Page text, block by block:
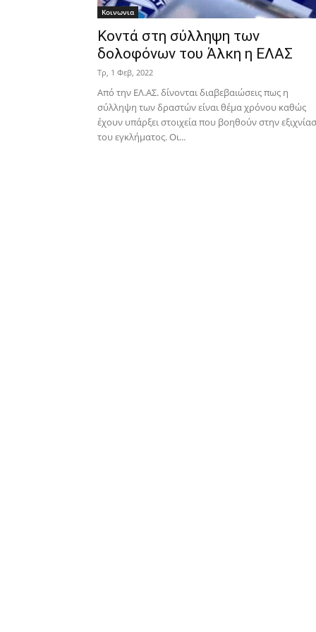
Κοινωνια
Κοντά στη σύλληψη των
δολοφόνων του Άλκη η ΕΛΑΣ
Τρ, 1 Φεβ, 2022
Από την ΕΛ.ΑΣ. δίνονται διαβεβαιώσεις πως η
σύλληψη των δραστών είναι θέμα χρόνου καθώς
έχουν υπάρξει στοιχεία που βοηθούν στην
του εγκλήματος. Οι...